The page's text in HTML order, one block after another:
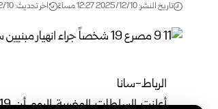
تاريخ النشر: 2025/12/10 12:27 مساءً اخر تحديث: 2025/12/10 12:27 مساءً
الرباط-سانا